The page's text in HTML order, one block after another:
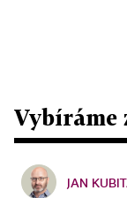
Vybíráme
JAN